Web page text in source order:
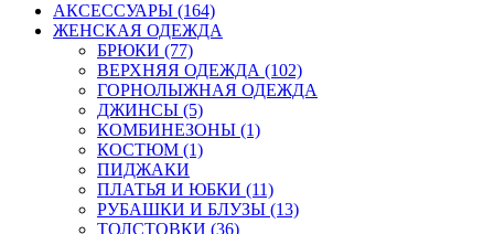
АКСЕССУАРЫ (164)
ЖЕНСКАЯ ОДЕЖДА
БРЮКИ (77)
ВЕРХНЯЯ ОДЕЖДА (102)
ГОРНОЛЫЖНАЯ ОДЕЖДА
ДЖИНСЫ (5)
КОМБИНЕЗОНЫ (1)
КОСТЮМ (1)
ПИДЖАКИ
ПЛАТЬЯ И ЮБКИ (11)
РУБАШКИ И БЛУЗЫ (13)
ТОЛСТОВКИ (36)